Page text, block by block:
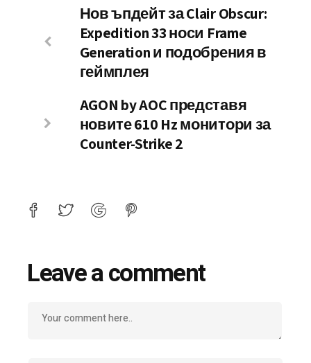
Нов ъпдейт за Clair Obscur:
Expedition 33 носи Frame
Generation и подобрения в
геймплея
AGON by AOC представя
новите 610 Hz монитори за
Counter-Strike 2
Leave a comment